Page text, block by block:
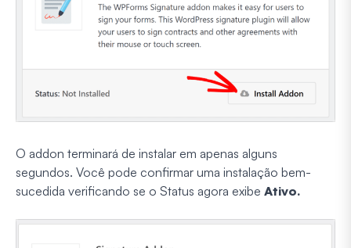
O addon terminará de instalar em apenas alguns
segundos. Você pode confirmar uma instalação bem-
sucedida verificando se o Status agora exibe Ativo.